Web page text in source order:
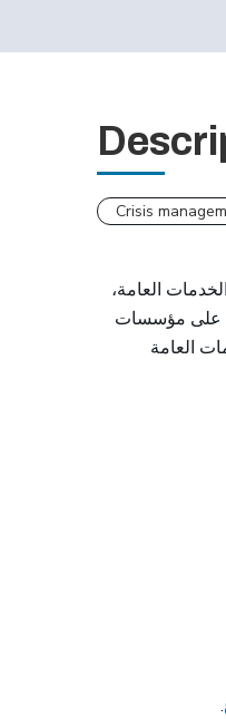
Crisis
العامة،
على مؤسسات
العامة
.